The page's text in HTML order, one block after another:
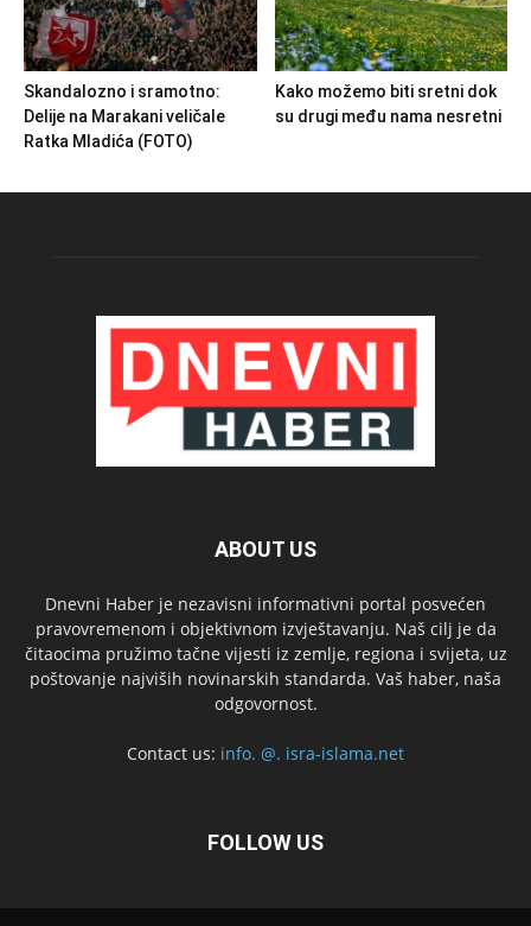
Skandalozno i sramotno:
Delije na Marakani veličale
Ratka Mladića (FOTO)
Kako možemo biti sretni dok
su drugi među nama nesretni
ABOUT US
Dnevni Haber je nezavisni informativni portal posvećen
pravovremenom i objektivnom izvještavanju. Naš cilj je da
čitaocima pružimo tačne vijesti iz zemlje, regiona i svijeta, uz
poštovanje najviših novinarskih standarda. Vaš haber, naša
odgovornost.
Contact us: info. @. isra-islama.net
FOLLOW US